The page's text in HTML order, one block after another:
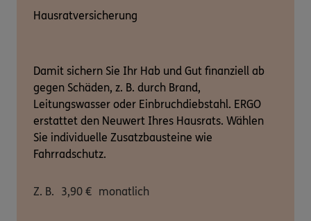
Hausratversicherung
Damit sichern Sie Ihr Hab und Gut finanziell ab
gegen Schäden, z. B. durch Brand,
Leitungswasser oder Einbruchdiebstahl. ERGO
erstattet den Neuwert Ihres Hausrats. Wählen
Sie individuelle Zusatzbausteine wie
Fahrradschutz.
Z. B. 3,90 € monatlich